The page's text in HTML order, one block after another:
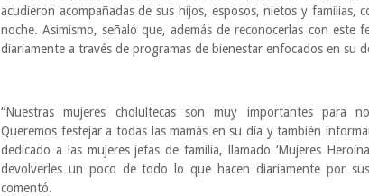
acudieron acompañadas de sus hijos, esposos, nietos y familias,
noche. Asimismo, señaló que, además de reconocerlas con este
diariamente a través de programas de bienestar enfocados en su
“Nuestras mujeres cholultecas son muy importantes para
Queremos festejar a todas las mamás en su día y también
dedicado a las mujeres jefas de familia, llamado ‘Mujeres
devolverles un poco de todo lo que hacen diariamente por
comentó.